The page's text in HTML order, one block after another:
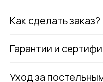
Как сделать заказ?
Гарантии и
Уход за